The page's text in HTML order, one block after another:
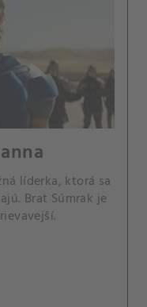
líderka, ktorá sa
Brat Súmrak je